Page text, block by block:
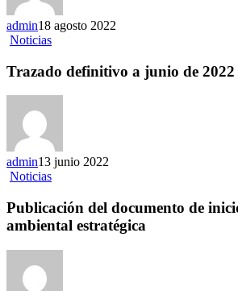
proyecto
de
reordenación
la
de
admin18 agosto 2022
NoticiasTrazado
a
de
Trazado definitivo a junio de 2022
admin13 junio 2022
NoticiasPublicación
documento
de
inicio
de
Publicación del documento de
ambiental estratégica